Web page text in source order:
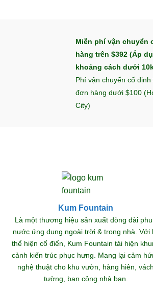
Miễn phí vận chuyển
hàng trên $392 (Áp
khoảng cách dưới
Phí vận chuyển cố
đơn hàng dưới $100
City)
Kum Fountain
Là một thương hiệu sản xuất dòng đài
nước ứng dụng ngoài trời & trong nhà. Với
thể hiện cổ điển, Kum Fountain tái hiện
cảnh kiến trúc phục hưng. Mang lại cảm
nghệ thuật cho khu vườn, hàng hiên, vách
tường, ban công nhà bạn.